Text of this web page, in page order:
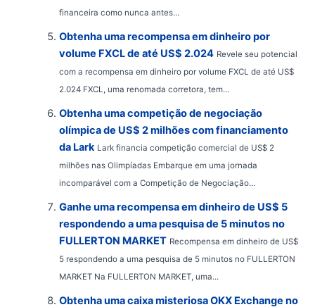
financeira como nunca antes...
Obtenha uma recompensa em dinheiro por
volume FXCL de até US$ 2.024 Revele seu potencial
com a recompensa em dinheiro por volume FXCL de até US$
2.024 FXCL, uma renomada corretora, tem...
Obtenha uma competição de negociação
olímpica de US$ 2 milhões com financiamento
da Lark Lark financia competição comercial de US$ 2
milhões nas Olimpíadas Embarque em uma jornada
incomparável com a Competição de Negociação...
Ganhe uma recompensa em dinheiro de US$ 5
respondendo a uma pesquisa de 5 minutos no
FULLERTON MARKET Recompensa em dinheiro de US$
5 respondendo a uma pesquisa de 5 minutos no FULLERTON
MARKET Na FULLERTON MARKET, uma...
Obtenha uma caixa misteriosa OKX Exchange no